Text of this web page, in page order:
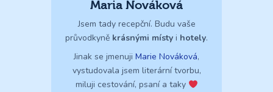
Maria Nováková
Jsem tady recepční. Budu vaše
průvodkyně krásnými místy i hotely.
Jinak se jmenuji Marie Nováková,
vystudovala jsem literární tvorbu,
miluji cestování, psaní a taky